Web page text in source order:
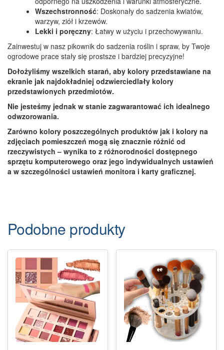
Wszechstronność: Doskonały do sadzenia kwiatów,
warzyw, ziół i krzewów.
Lekki i poręczny: Łatwy w użyciu i przechowywaniu.
Zainwestuj w nasz pikownik do sadzenia roślin i spraw, by Twoje
ogrodowe prace stały się prostsze i bardziej precyzyjne!
Dołożyliśmy wszelkich starań, aby kolory przedstawiane na
ekranie jak najdokładniej odzwierciedlały kolory
przedstawionych przedmiotów.
Nie jesteśmy jednak w stanie zagwarantować ich idealnego
odwzorowania.
Zarówno kolory poszczególnych produktów jak i kolory na
zdjęciach pomieszczeń mogą się znacznie różnić od
rzeczywistych – wynika to z różnorodności dostępnego
sprzętu komputerowego oraz jego indywidualnych ustawień
a w szczególności ustawień monitora i karty graficznej.
Podobne produkty